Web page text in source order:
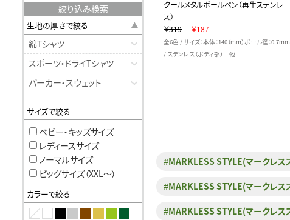
絞り込み検索
生地の厚さで絞る
綿Tシャツ
スポーツ・ドライTシャツ
パーカー・スウェット
サイズで絞る
ベビー・キッズサイズ
レディースサイズ
ノーマルサイズ
ビッグサイズ（XXL〜）
カラーで絞る
クールメタルボールペン（再生ステンレ
ス）
￥319
￥187
全6色 / サイズ：本体：140（mm）ボール径：0.7mm
/ ステンレス（ボディ部） 他
#MARKLESS STYLE(マークレス
#MARKLESS STYLE(マークレス
#MARKLESS STYLE(マークレス